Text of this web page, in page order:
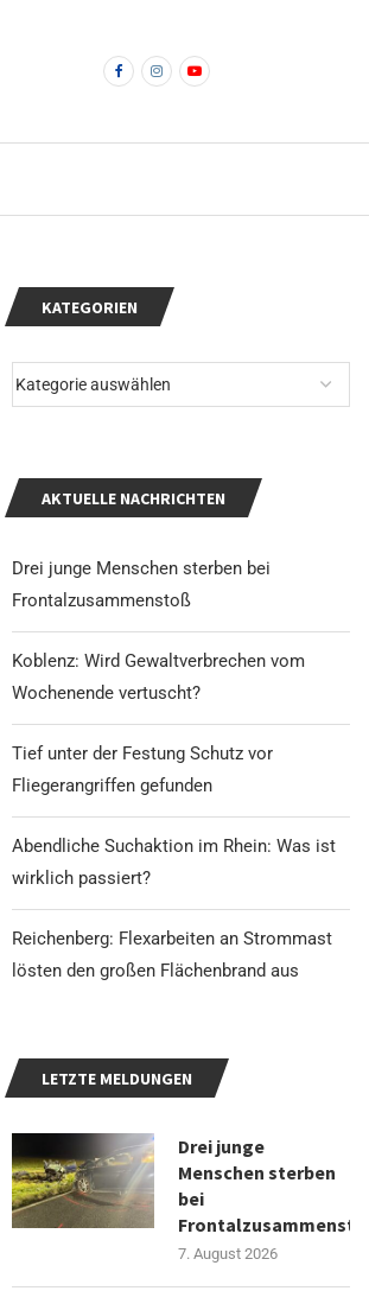
KATEGORIEN
AKTUELLE NACHRICHTEN
Drei junge Menschen sterben bei
Frontalzusammenstoß
Koblenz: Wird Gewaltverbrechen vom
Wochenende vertuscht?
Tief unter der Festung Schutz vor
Fliegerangriffen gefunden
Abendliche Suchaktion im Rhein: Was ist
wirklich passiert?
Reichenberg: Flexarbeiten an Strommast
lösten den großen Flächenbrand aus
LETZTE MELDUNGEN
Drei junge
Menschen sterben
bei
Frontalzusammenstoß
7. August 2026